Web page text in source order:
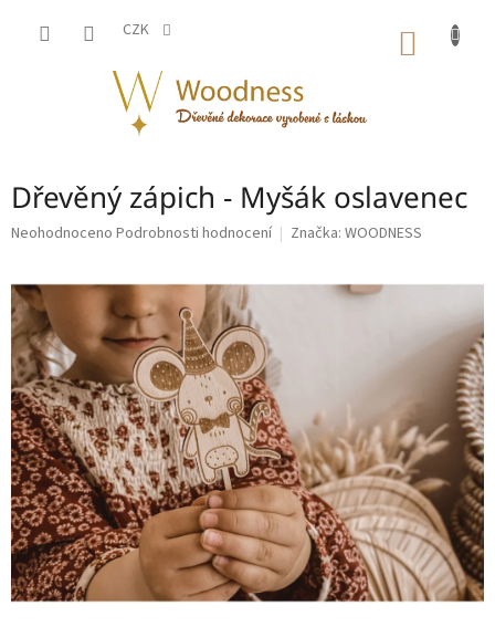
CZK
Dřevěný zápich - Myšák oslavenec
Průměrné
je
0,0
z
5
hvězdiček.
Neohodnoceno Podrobnosti hodnocení Značka: WOODNESS